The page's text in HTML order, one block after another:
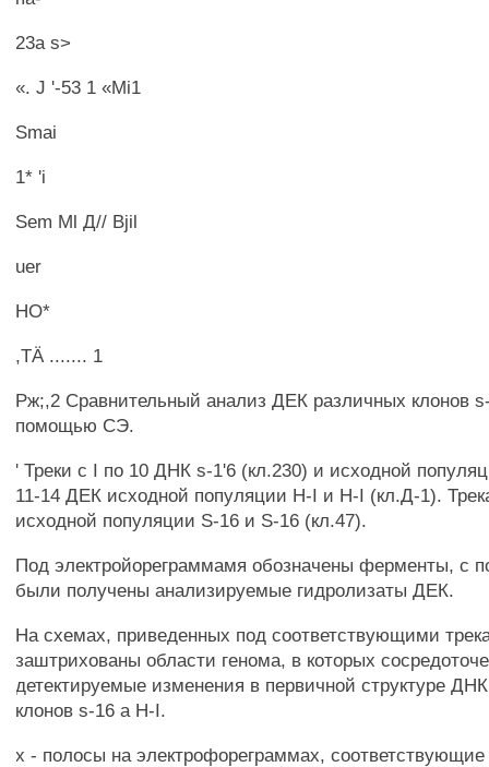
23а s>
«. J '-53 1 «Mi1
Smai
1* 'i
Sem Ml Д// Bjil
uer
HO*
,TÄ ....... 1
Рж;,2 Сравнительный анализ ДЕК различных клонов
помощью СЭ.
' Треки с I по 10 ДНК s-1'6 (кл.230) и исходной
11-14 ДЕК исходной популяции H-I и H-I (кл.Д-1).
исходной популяции S-16 и S-16 (кл.47).
Под электройореграммамя обозначены ферменты, с
были получены анализируемые гидролизаты ДЕК.
На схемах, приведенных под соответствующими
заштрихованы области генома, в которых
детектируемые изменения в первичной структуре
клонов s-16 а H-I.
х - полосы на электрофореграммах,